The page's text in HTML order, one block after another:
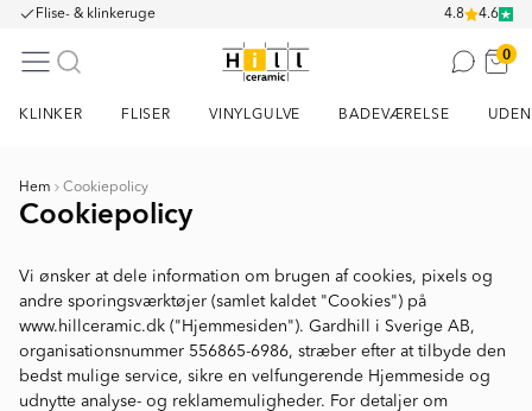
Flise- & klinkeruge 4.8 4.6
0
KLINKER FLISER VINYLGULVE BADEVÆRELSE
Hem Cookiepolicy
Cookiepolicy
Vi ønsker at dele information om brugen af cookies, pixels og
andre sporingsværktøjer (samlet kaldet "Cookies") på
www.hillceramic.dk ("Hjemmesiden"). Gardhill i Sverige AB,
organisationsnummer 556865-6986, stræber efter at tilbyde den
bedst mulige service, sikre en velfungerende Hjemmeside og
udnytte analyse- og reklamemuligheder. For detaljer om